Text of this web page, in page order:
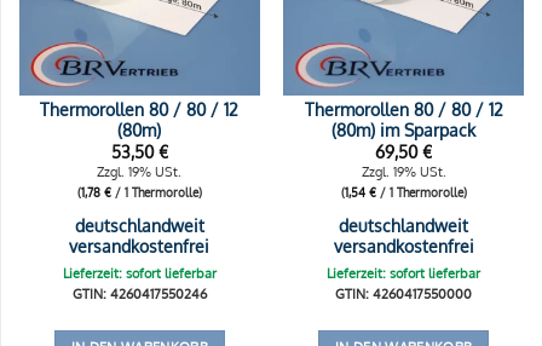
Thermorollen 80 / 80 / 12
(80m)
53,50€
Zzgl. 19% USt.
(1,78 €/ 1 Thermorolle)
deutschlandweit
versandkostenfrei
Lieferzeit: sofort lieferbar
GTIN: 4260417550246
Thermorollen 80 / 80 / 12
(80m) im Sparpack
69,50€
Zzgl. 19% USt.
(1,54 €/ 1 Thermorolle)
deutschlandweit
versandkostenfrei
Lieferzeit: sofort lieferbar
GTIN: 4260417550000